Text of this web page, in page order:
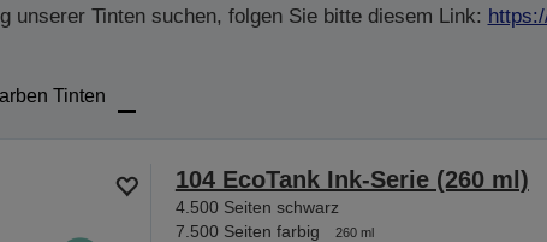
unserer Tinten suchen, folgen Sie bitte diesem Link:
Tinten
104 EcoTank Ink-Serie (260 ml)
4.500 Seiten schwarz
7.500 Seiten farbig
260 ml